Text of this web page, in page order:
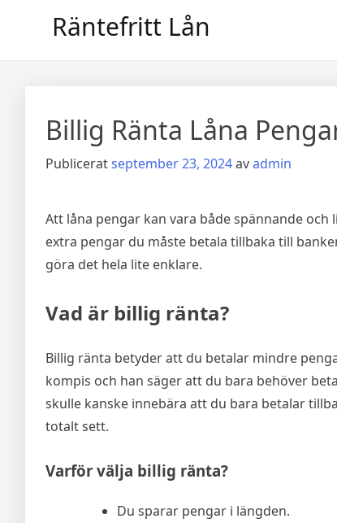
Räntefritt Lån
Billig Ränta Låna
Publiceratseptember 23, 2024avadmin
Att låna pengar kan vara både spännande
extra pengar du måste betala tillbaka till
göra det hela lite enklare.
Vad är billig ränta?
Billig ränta betyder att du betalar mindre
kompis och han säger att du bara behöver
skulle kanske innebära att du bara betalar
totalt sett.
Varför välja billig ränta?
Du sparar pengar i längden.